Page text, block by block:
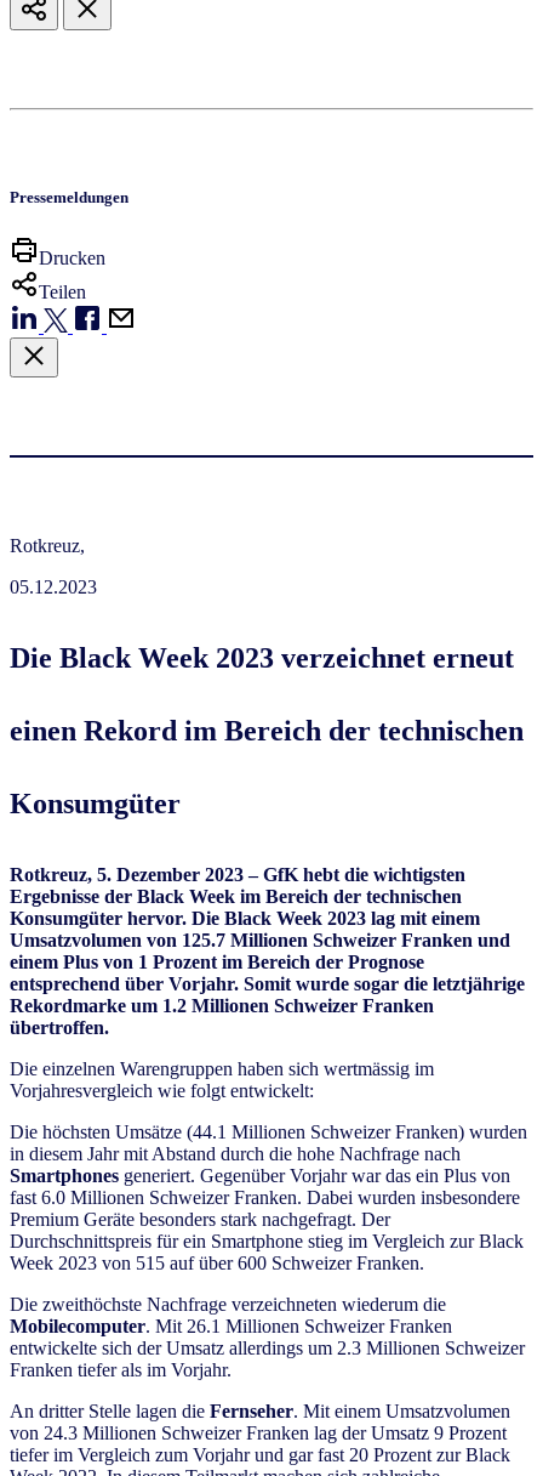
Pressemeldungen
Drucken
Teilen
Rotkreuz,
05.12.2023
Die Black Week 2023 verzeichnet erneut
einen Rekord im Bereich der technischen
Konsumgüter
Rotkreuz, 5. Dezember 2023 – GfK hebt die wichtigsten
Ergebnisse der Black Week im Bereich der technischen
Konsumgüter hervor. Die Black Week 2023 lag mit einem
Umsatzvolumen von 125.7 Millionen Schweizer Franken und
einem Plus von 1 Prozent im Bereich der Prognose
entsprechend über Vorjahr. Somit wurde sogar die letztjährige
Rekordmarke um 1.2 Millionen Schweizer Franken
übertroffen.
Die einzelnen Warengruppen haben sich wertmässig im
Vorjahresvergleich wie folgt entwickelt:
Die höchsten Umsätze (44.1 Millionen Schweizer Franken) wurden
in diesem Jahr mit Abstand durch die hohe Nachfrage nach
Smartphones generiert. Gegenüber Vorjahr war das ein Plus von
fast 6.0 Millionen Schweizer Franken. Dabei wurden insbesondere
Premium Geräte besonders stark nachgefragt. Der
Durchschnittspreis für ein Smartphone stieg im Vergleich zur Black
Week 2023 von 515 auf über 600 Schweizer Franken.
Die zweithöchste Nachfrage verzeichneten wiederum die
Mobilecomputer. Mit 26.1 Millionen Schweizer Franken
entwickelte sich der Umsatz allerdings um 2.3 Millionen Schweizer
Franken tiefer als im Vorjahr.
An dritter Stelle lagen die Fernseher. Mit einem Umsatzvolumen
von 24.3 Millionen Schweizer Franken lag der Umsatz 9 Prozent
tiefer im Vergleich zum Vorjahr und gar fast 20 Prozent zur Black